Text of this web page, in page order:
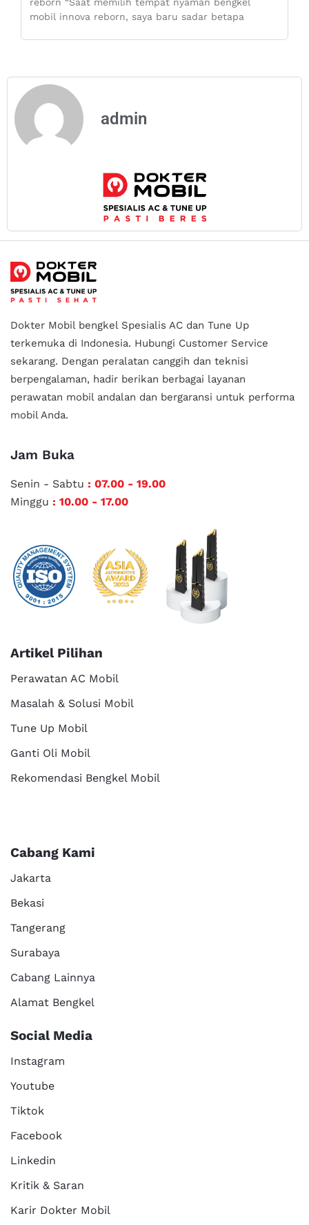
mobil innova reborn, saya baru sadar betapa
admin
Dokter Mobil bengkel Spesialis AC dan Tune Up
terkemuka di Indonesia. Hubungi Customer Service
sekarang. Dengan peralatan canggih dan teknisi
berpengalaman, hadir berikan berbagai layanan
perawatan mobil andalan dan bergaransi untuk performa
mobil Anda.
Jam Buka
Senin - Sabtu : 07.00 - 19.00
Minggu : 10.00 - 17.00
Artikel Pilihan
Perawatan AC Mobil
Masalah & Solusi Mobil
Tune Up Mobil
Ganti Oli Mobil
Rekomendasi Bengkel Mobil
Cabang Kami
Jakarta
Bekasi
Tangerang
Surabaya
Cabang Lainnya
Alamat Bengkel
Social Media
Instagram
Youtube
Tiktok
Facebook
Linkedin
Kritik & Saran
Karir Dokter Mobil